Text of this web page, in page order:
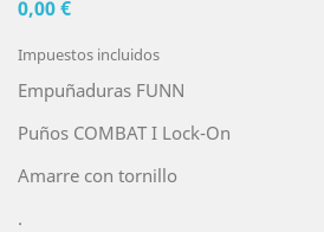
0,00 €
Impuestos incluidos
Empuñaduras FUNN
Puños COMBAT I Lock-On
Amarre con tornillo
.